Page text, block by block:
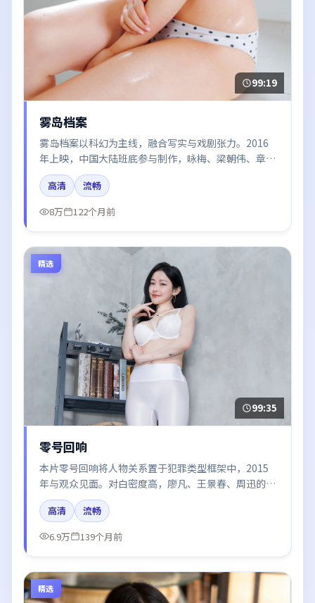
99:19
雾岛档案
雾岛档案以科幻为主线，融合写实与戏剧张力。2016
年上映，中国大陆班底参与制作，咏梅、梁朝伟、章子
怡、段奕宏在片中呈现细腻表演，影像风格统一，配乐
与剪辑强化了情绪曲线。
高清
流畅
8万
122个月前
精选
99:35
零号回响
本片零号回响将人物关系置于犯罪类型框架中，2015
年与观众见面。对白密度高，廖凡、王景春、周迅的台
词节奏值得关注；整体气质偏英国都市与冷色调摄影。
高清
流畅
6.9万
139个月前
精选